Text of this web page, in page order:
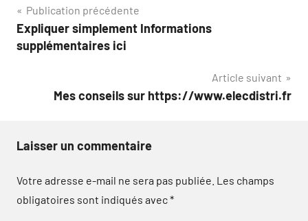
Navigation
de
Publication précédente
Expliquer simplement Informations
supplémentaires ici
Article suivant
Mes conseils sur https://www.elecdistri.fr
Laisser un commentaire
Votre adresse e-mail ne sera pas publiée. Les champs
obligatoires sont indiqués avec*